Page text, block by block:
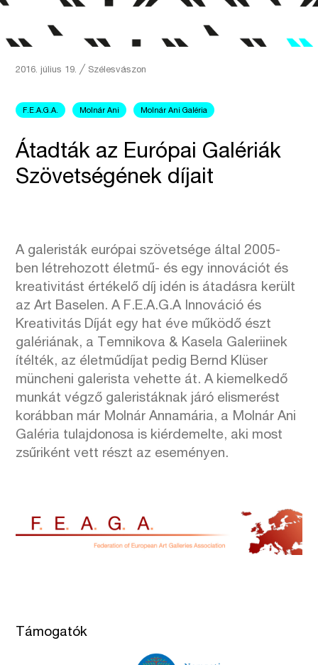
2016. július 19.╱ Szélesvászon
F.E.A.G.A. Molnár Ani Molnár Ani Galéria
Átadták az Európai Galériák
Szövetségének díjait
A galeristák európai szövetsége által 2005-
ben létrehozott életmű- és egy innovációt és
kreativitást értékelő díj idén is átadásra került
az Art Baselen. A F.E.A.G.A Innováció és
Kreativitás Díját egy hat éve működő észt
galériának, a Temnikova & Kasela Galeriinek
ítélték, az életműdíjat pedig Bernd Klüser
müncheni galerista vehette át. A kiemelkedő
munkát végző galeristáknak járó elismerést
korábban már Molnár Annamária, a Molnár Ani
Galéria tulajdonosa is kiérdemelte, aki most
zsűriként vett részt az eseményen.
Támogatók